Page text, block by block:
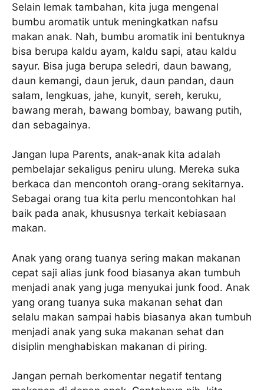
Selain lemak tambahan, kita juga mengenal
bumbu aromatik untuk meningkatkan nafsu
makan anak. Nah, bumbu aromatik ini bentuknya
bisa berupa kaldu ayam, kaldu sapi, atau kaldu
sayur. Bisa juga berupa seledri, daun bawang,
daun kemangi, daun jeruk, daun pandan, daun
salam, lengkuas, jahe, kunyit, sereh, keruku,
bawang merah, bawang bombay, bawang putih,
dan sebagainya.
Jangan lupa Parents, anak-anak kita adalah
pembelajar sekaligus peniru ulung. Mereka suka
berkaca dan mencontoh orang-orang sekitarnya.
Sebagai orang tua kita perlu mencontohkan hal
baik pada anak, khususnya terkait kebiasaan
makan.
Anak yang orang tuanya sering makan makanan
cepat saji alias junk food biasanya akan tumbuh
menjadi anak yang juga menyukai junk food. Anak
yang orang tuanya suka makanan sehat dan
selalu makan sampai habis biasanya akan tumbuh
menjadi anak yang suka makanan sehat dan
disiplin menghabiskan makanan di piring.
Jangan pernah berkomentar negatif tentang